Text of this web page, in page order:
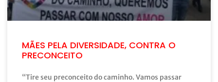
MÃES PELA DIVERSIDADE, CONTRA O
PRECONCEITO
“Tire seu preconceito do caminho. Vamos passar